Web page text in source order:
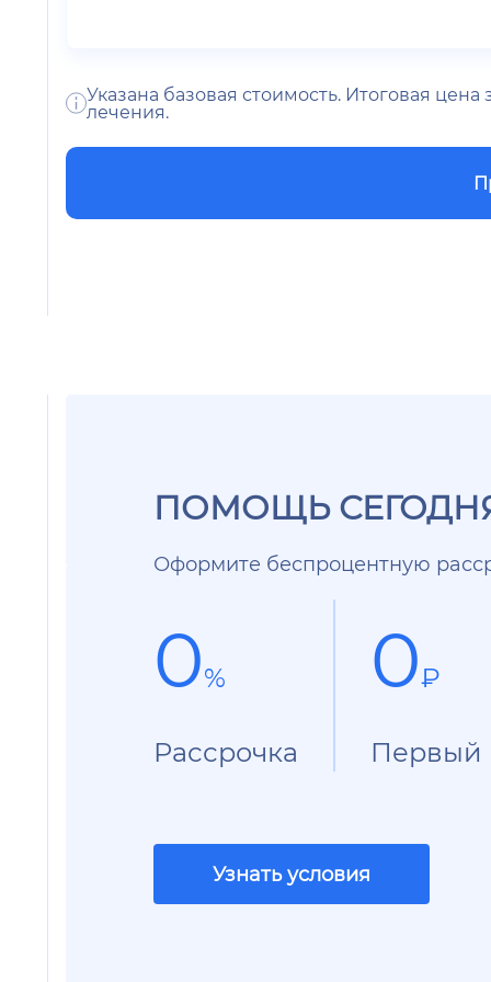
Указана базовая стоимость. Итоговая
лечения.
ПОМОЩЬ
Оформите беспроцентную
0%
Рассрочка
0₽
Первый
Узнать условия